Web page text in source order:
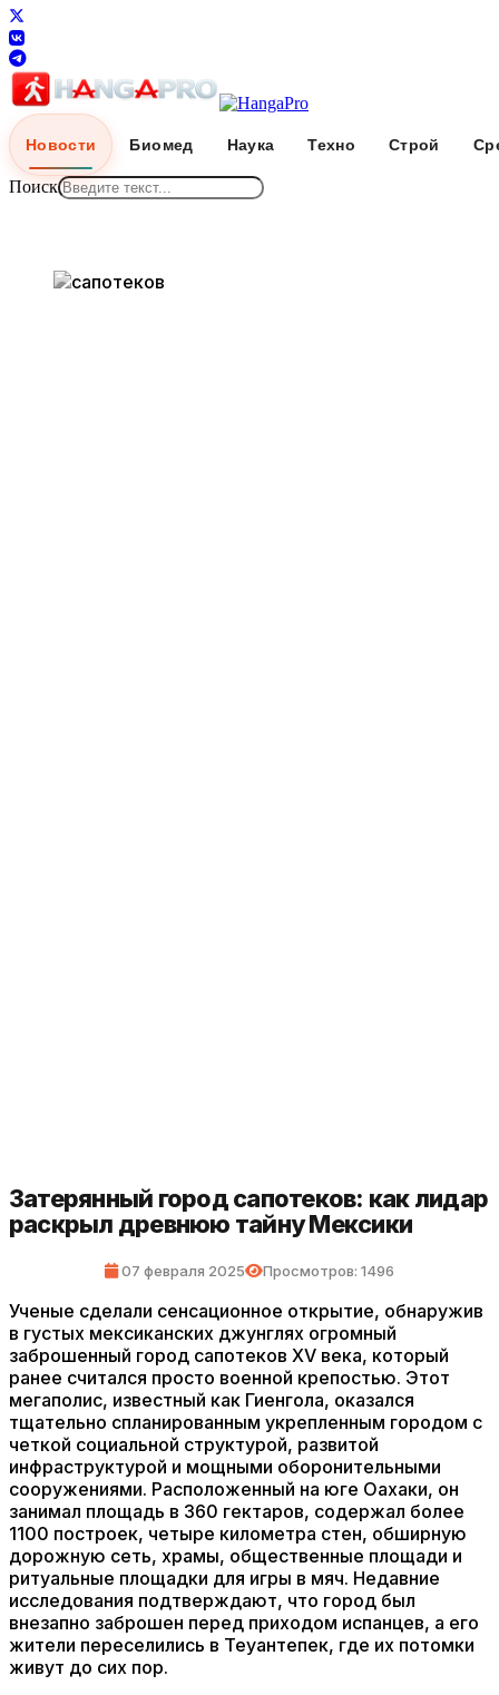
Новости Биомед Наука Техно Строй
Поиск
Затерянный город сапотеков: как лидар
раскрыл древнюю тайну Мексики
07 февраля 2025 Просмотров: 1496
Ученые сделали сенсационное открытие, обнаружив
в густых мексиканских джунглях огромный
заброшенный город сапотеков XV века, который
ранее считался просто военной крепостью. Этот
мегаполис, известный как Гиенгола, оказался
тщательно спланированным укрепленным городом с
четкой социальной структурой, развитой
инфраструктурой и мощными оборонительными
сооружениями. Расположенный на юге Оахаки, он
занимал площадь в 360 гектаров, содержал более
1100 построек, четыре километра стен, обширную
дорожную сеть, храмы, общественные площади и
ритуальные площадки для игры в мяч. Недавние
исследования подтверждают, что город был
внезапно заброшен перед приходом испанцев, а его
жители переселились в Теуантепек, где их потомки
живут до сих пор.